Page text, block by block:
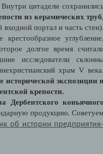
цитадели
из керамических
портал и часть
долгое время
исследователи
храм V
исторической экспозиции
крепости.
Дербентского
продукцию.
об истории